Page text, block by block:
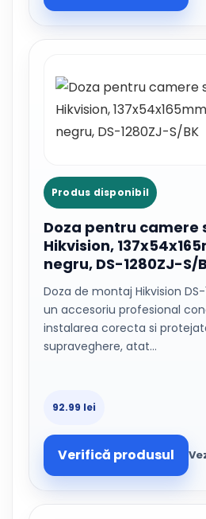
Produs disponibil
Doza pentru camere
Hikvision,
negru, DS-1280ZJ-S/
Doza de montaj Hikvision
un accesoriu profesional
instalarea corecta si
supraveghere, atat…
92.99 lei
Verifică produsul